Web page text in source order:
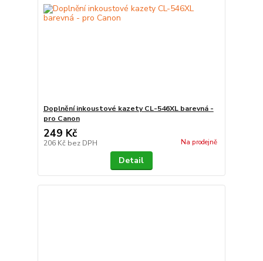
Doplnění inkoustové kazety CL-546XL barevná -
pro Canon
249 Kč
206 Kč bez DPH Na prodejně
Detail